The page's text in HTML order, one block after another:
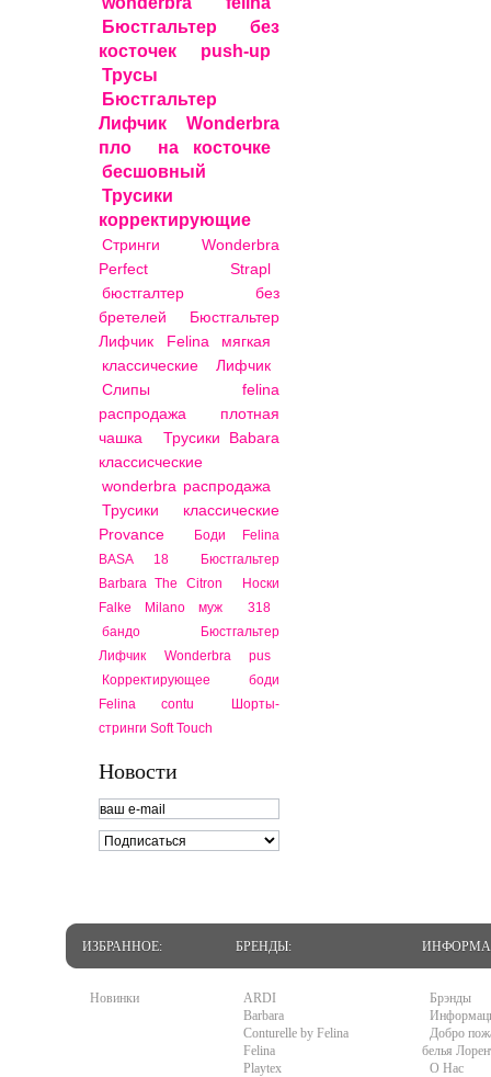
Бюстгальтер
без
косточек
push-up
Трусы
Бюстгальтер
Лифчик Wonderbra
пло
на косточке
бесшовный
Трусики
корректирующие
Стринги Wonderbra
Perfect Strapl
бюстгалтер
без
бретелей
Бюстгальтер
Лифчик Felina мягкая
классические
Лифчик
Слипы felina
распродажа
плотная
чашка
Трусики Babara
классисческие
wonderbra распродажа
Трусики классические
Provance
Боди Felina
BASA 18
Бюстгальтер
Barbara The Citron
Носки
Falke Milano муж
318
бандо
Бюстгальтер
Лифчик Wonderbra pus
Корректирующее боди
Felina contu
Шорты-
стринги Soft Touch
Новости
ИЗБРАННОЕ:
Новинки
БРЕНДЫ:
ARDI
Barbara
Conturelle by Felina
Felina
Playtex
Брэнды
Добро
белья
О Нас